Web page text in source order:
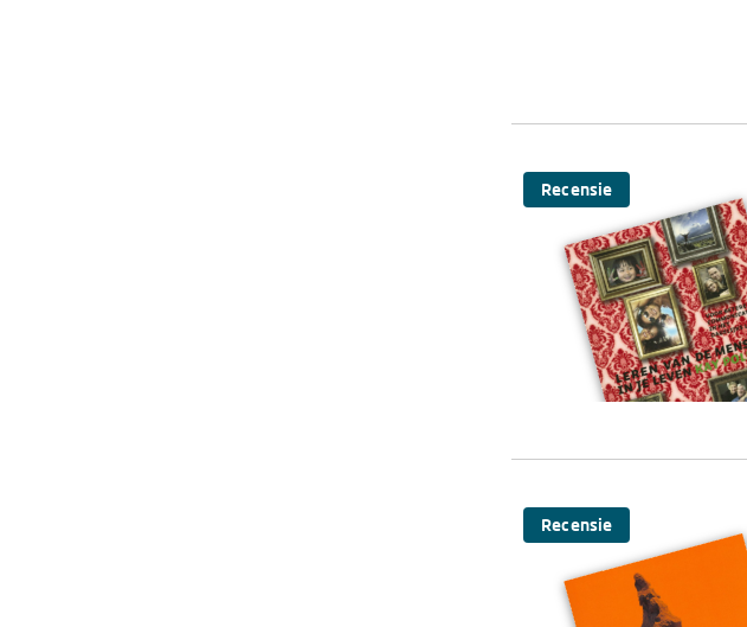
Recensie
Recensie